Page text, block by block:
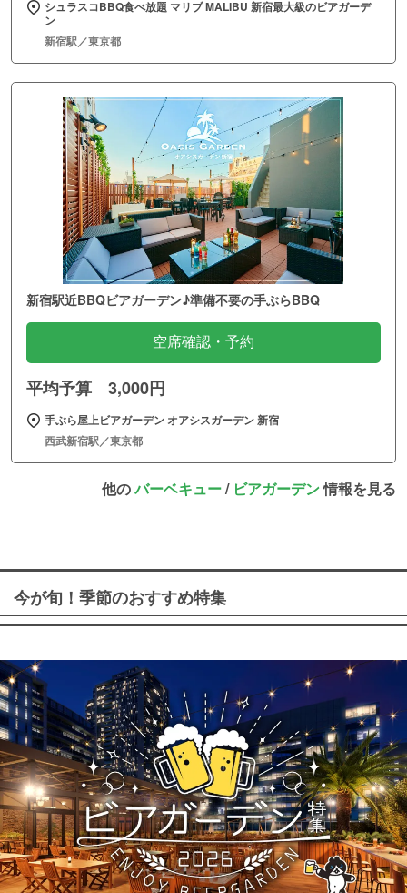
シュラスコBBQ食べ放題 マリブ MALIBU 新宿最大級のビアガーデ
ン
新宿駅／東京都
新宿駅近BBQビアガーデン♪準備不要の手ぶらBBQ
空席確認・予約
平均予算 3,000円
手ぶら屋上ビアガーデン オアシスガーデン 新宿
西武新宿駅／東京都
他のバーベキュー/ ビアガーデン情報を見る
今が旬！季節のおすすめ特集